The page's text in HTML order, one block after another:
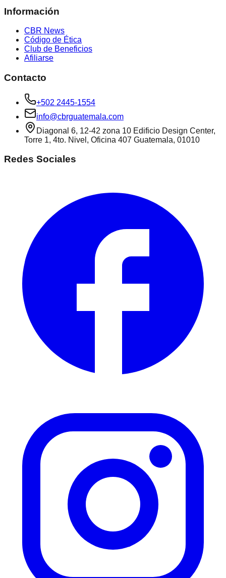
Información
CBR News
Código de Ética
Club de Beneficios
Afiliarse
Contacto
+502 2445-1554
info@cbrguatemala.com
Diagonal 6, 12-42 zona 10 Edificio Design Center,
Torre 1, 4to. Nivel, Oficina 407 Guatemala, 01010
Redes Sociales